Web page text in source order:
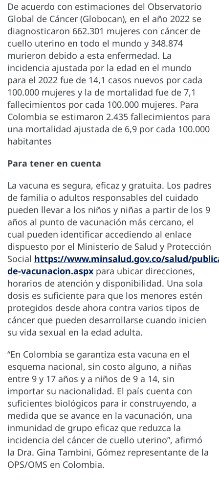
De acuerdo con estimaciones del Observatorio
Global de Cáncer (Globocan), en el año 2022 se
diagnosticaron 662.301 mujeres con cáncer de
cuello uterino en todo el mundo y 348.874
murieron debido a esta enfermedad. La
incidencia ajustada por la edad en el mundo
para el 2022 fue de 14,1 casos nuevos por cada
100.000 mujeres y la de mortalidad fue de 7,1
fallecimientos por cada 100.000 mujeres. Para
Colombia se estimaron 2.435 fallecimientos para
una mortalidad ajustada de 6,9 por cada 100.000
habitantes
Para tener en cuenta
La vacuna es segura, eficaz y gratuita. Los padres
de familia o adultos responsables del cuidado
pueden llevar a los niños y niñas a partir de los 9
años al punto de vacunación más cercano, el
cual pueden identificar accediendo al enlace
dispuesto por el Ministerio de Salud y Protección
Social https://www.minsalud.gov.co/salud/
de-vacunacion.aspx para ubicar direcciones,
horarios de atención y disponibilidad. Una sola
dosis es suficiente para que los menores estén
protegidos desde ahora contra varios tipos de
cáncer que pueden desarrollarse cuando inicien
su vida sexual en la edad adulta.
“En Colombia se garantiza esta vacuna en el
esquema nacional, sin costo alguno, a niñas
entre 9 y 17 años y a niños de 9 a 14, sin
importar su nacionalidad. El país cuenta con
suficientes biológicos para ir construyendo, a
medida que se avance en la vacunación, una
inmunidad de grupo eficaz que reduzca la
incidencia del cáncer de cuello uterino”, afirmó
la Dra. Gina Tambini, Gómez representante de la
OPS/OMS en Colombia.